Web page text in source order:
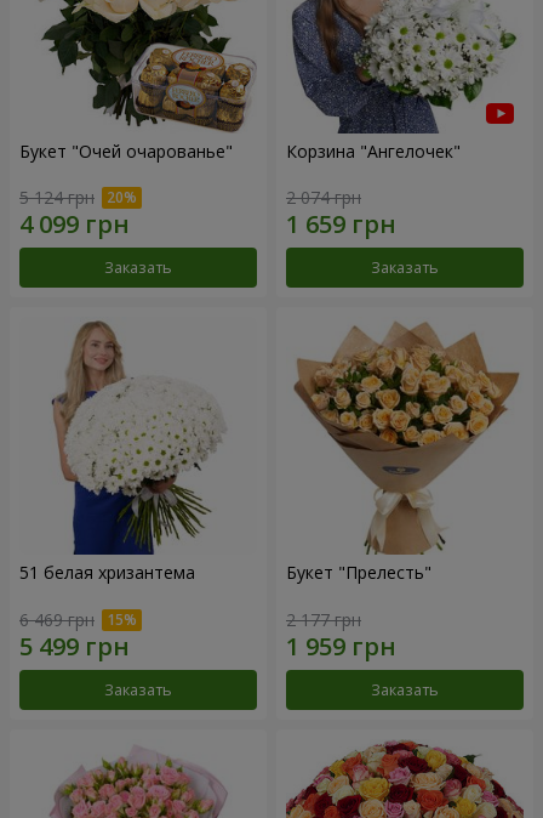
Букет "Очей очарованье"
5 124 грн
Заказать
Корзина "Ангелочек"
2 074 грн
Заказать
51 белая хризантема
6 469 грн
Заказать
Букет "Прелесть"
2 177 грн
Заказать